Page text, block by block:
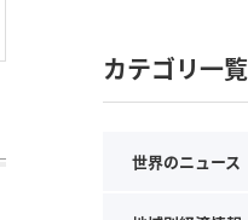
カテゴリ一覧
世界のニュース